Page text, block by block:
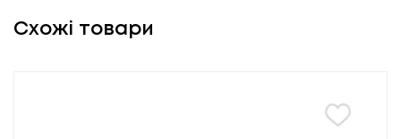
Схожі товари